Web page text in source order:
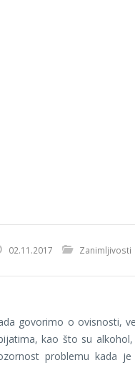
02.11.2017 Zanimljivosti
govorimo o ovisnosti,
kao što su
problemu kada